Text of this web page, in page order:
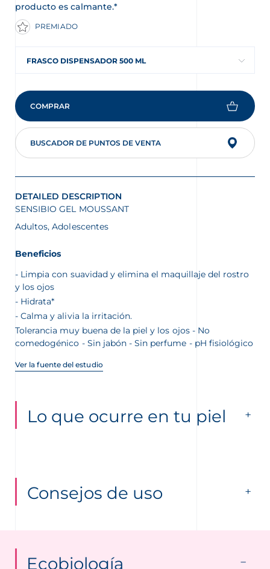
producto es calmante.*
PREMIADO
FRASCO DISPENSADOR 500 ML
COMPRAR
BUSCADOR DE PUNTOS DE VENTA
DETAILED DESCRIPTION
SENSIBIO GEL MOUSSANT
Adultos, Adolescentes
Beneficios
Limpia con suavidad y elimina el maquillaje del rostro
y los ojos
Hidrata*
Calma y alivia la irritación.
Tolerancia muy buena de la piel y los ojos - No
comedogénico - Sin jabón - Sin perfume - pH fisiológico
Ver la fuente del estudio
Lo que ocurre en tu piel
Consejos de uso
Ecobiología